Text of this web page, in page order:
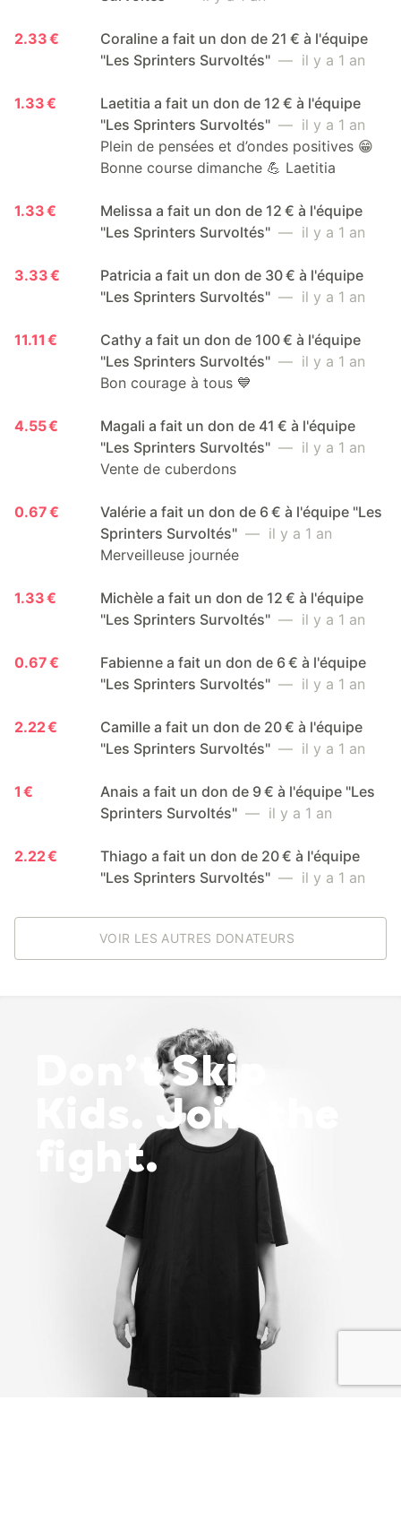
2.33 €
Coraline a fait un don de 21 € à l'équipe
"Les Sprinters Survoltés" — il y a 1 an
1.33 €
Laetitia a fait un don de 12 € à l'équipe
"Les Sprinters Survoltés" — il y a 1 an
Plein de pensées et d’ondes positives 😁
Bonne course dimanche 💪 Laetitia
1.33 €
Melissa a fait un don de 12 € à l'équipe
"Les Sprinters Survoltés" — il y a 1 an
3.33 €
Patricia a fait un don de 30 € à l'équipe
"Les Sprinters Survoltés" — il y a 1 an
11.11 €
Cathy a fait un don de 100 € à l'équipe
"Les Sprinters Survoltés" — il y a 1 an
Bon courage à tous 💙
4.55 €
Magali a fait un don de 41 € à l'équipe
"Les Sprinters Survoltés" — il y a 1 an
Vente de cuberdons
0.67 €
Valérie a fait un don de 6 € à l'équipe "Les
Sprinters Survoltés" — il y a 1 an
Merveilleuse journée
1.33 €
Michèle a fait un don de 12 € à l'équipe
"Les Sprinters Survoltés" — il y a 1 an
0.67 €
Fabienne a fait un don de 6 € à l'équipe
"Les Sprinters Survoltés" — il y a 1 an
2.22 €
Camille a fait un don de 20 € à l'équipe
"Les Sprinters Survoltés" — il y a 1 an
1 €
Anais a fait un don de 9 € à l'équipe "Les
Sprinters Survoltés" — il y a 1 an
2.22 €
Thiago a fait un don de 20 € à l'équipe
"Les Sprinters Survoltés" — il y a 1 an
VOIR LES AUTRES DONATEURS
Don’t Skip
Kids. Join the
fight.